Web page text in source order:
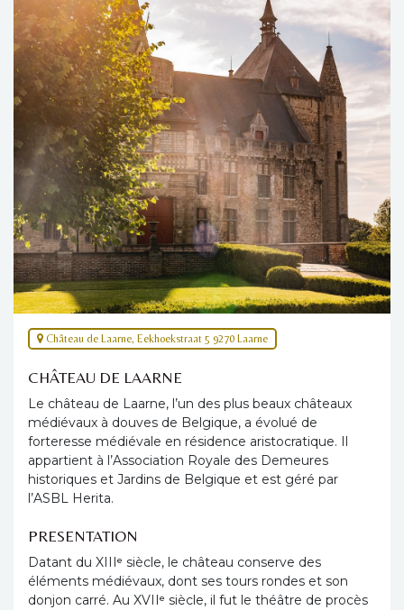
Château de Laarne, Eekhoekstraat 5 9270 Laarne
CHÂTEAU DE LAARNE
Le château de Laarne, l’un des plus beaux châteaux
médiévaux à douves de Belgique, a évolué de
forteresse médiévale en résidence aristocratique. Il
appartient à l’Association Royale des Demeures
historiques et Jardins de Belgique et est géré par
l’ASBL Herita.
PRESENTATION
Datant du XIIIᵉ siècle, le château conserve des
éléments médiévaux, dont ses tours rondes et son
donjon carré. Au XVIIᵉ siècle, il fut le théâtre de procès